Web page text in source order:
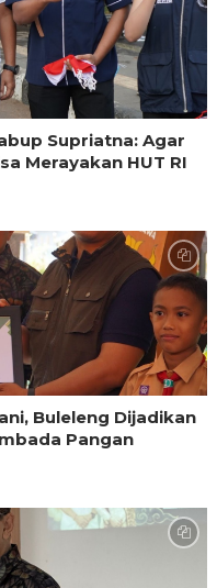
Supriatna: Agar
Merayakan HUT RI
Buleleng Dijadikan
Pangan